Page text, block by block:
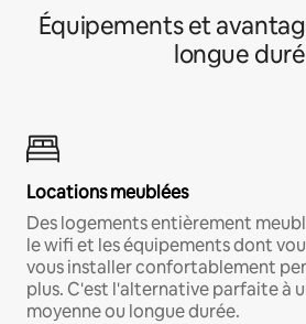
Équipements et
longue
Locations meublées
Des logements entièrement
le wifi et les équipements dont
vous installer confortablement
plus. C'est l'alternative parfaite à
moyenne ou longue durée.